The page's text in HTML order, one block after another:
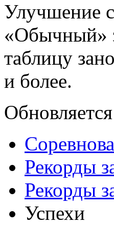
Улучшение
«Обычный»
таблицу
и более.
Рекорды
Рекорды
Успехи